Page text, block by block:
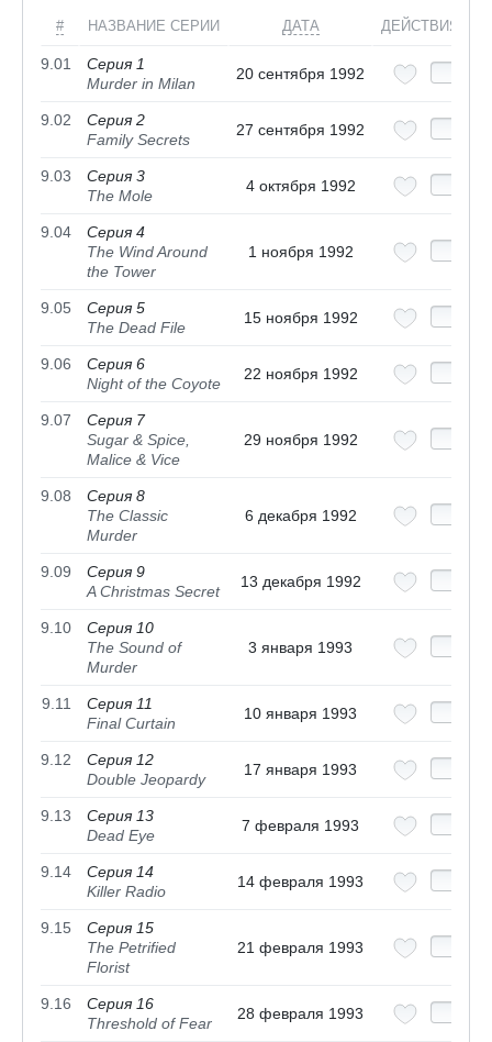
# НАЗВАНИЕ СЕРИИ ДАТА ДЕЙСТВИЯ
9.01
Серия 1
Murder in Milan
20 сентября 1992
9.02
Серия 2
Family Secrets
27 сентября 1992
9.03
Серия 3
The Mole
4 октября 1992
9.04
Серия 4
The Wind Around
the Tower
1 ноября 1992
9.05
Серия 5
The Dead File
15 ноября 1992
9.06
Серия 6
Night of the Coyote
22 ноября 1992
9.07
Серия 7
Sugar & Spice,
Malice & Vice
29 ноября 1992
9.08
Серия 8
The Classic
Murder
6 декабря 1992
9.09
Серия 9
A Christmas Secret
13 декабря 1992
9.10
Серия 10
The Sound of
Murder
3 января 1993
9.11
Серия 11
Final Curtain
10 января 1993
9.12
Серия 12
Double Jeopardy
17 января 1993
9.13
Серия 13
Dead Eye
7 февраля 1993
9.14
Серия 14
Killer Radio
14 февраля 1993
9.15
Серия 15
The Petrified
Florist
21 февраля 1993
9.16
Серия 16
Threshold of Fear
28 февраля 1993